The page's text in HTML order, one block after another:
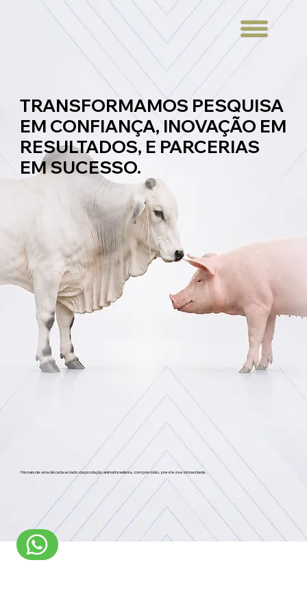
TRANSFORMAMOS PESQUISA
EM CONFIANÇA, INOVAÇÃO EM
RESULTADOS, E PARCERIAS
EM SUCESSO.
Há mais de uma década ao lado da produção animal brasileira, com precisão, presteza e idoneidade.